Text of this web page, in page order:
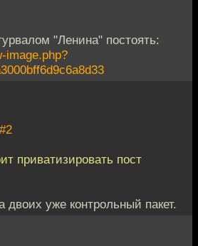
"Ленина" постоять:
image.php?
#2
приватизировать пост
двоих уже контрольный пакет.